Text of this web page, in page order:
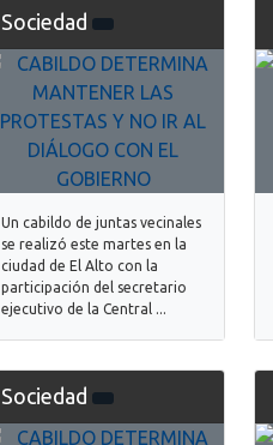
Sociedad
Un cabildo de juntas vecinales
se realizó este martes en la
ciudad de El Alto con la
participación del secretario
ejecutivo de la Central ...
Sociedad